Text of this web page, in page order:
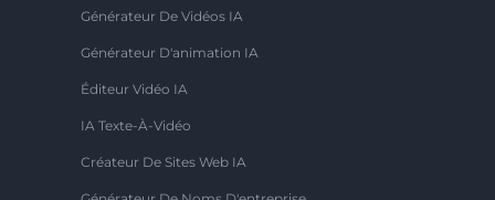
Générateur De Vidéos IA
Générateur D'animation IA
Éditeur Vidéo IA
IA Texte-À-Vidéo
Créateur De Sites Web IA